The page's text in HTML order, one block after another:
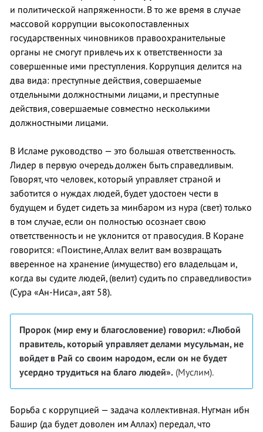
и политической напряженности. В то же время в случае
массовой коррупции высокопоставленных
государственных чиновников правоохранительные
органы не смогут привлечь их к ответственности за
совершенные ими преступления. Коррупция делится на
два вида: преступные действия, совершаемые
отдельными должностными лицами, и преступные
действия, совершаемые совместно несколькими
должностными лицами.
В Исламе руководство — это большая ответственность.
Лидер в первую очередь должен быть справедливым.
Говорят, что человек, который управляет страной и
заботится о нуждах людей, будет удостоен чести в
будущем и будет сидеть за минбаром из нура (свет) только
в том случае, если он полностью осознает свою
ответственность и не уклонится от правосудия. В Коране
говорится: «Поистине, Аллах велит вам возвращать
вверенное на хранение (имущество) его владельцам и,
когда вы судите людей, (велит) судить по справедливости»
(Сура «Ан-Ниса», аят 58).
Пророк (мир ему и благословение) говорил: «Любой
правитель, который управляет делами мусульман, не
войдет в Рай со своим народом, если он не будет
усердно трудиться на благо людей». (Муслим).
Борьба с коррупцией — задача коллективная. Нугман ибн
Башир (да будет доволен им Аллах) передал, что